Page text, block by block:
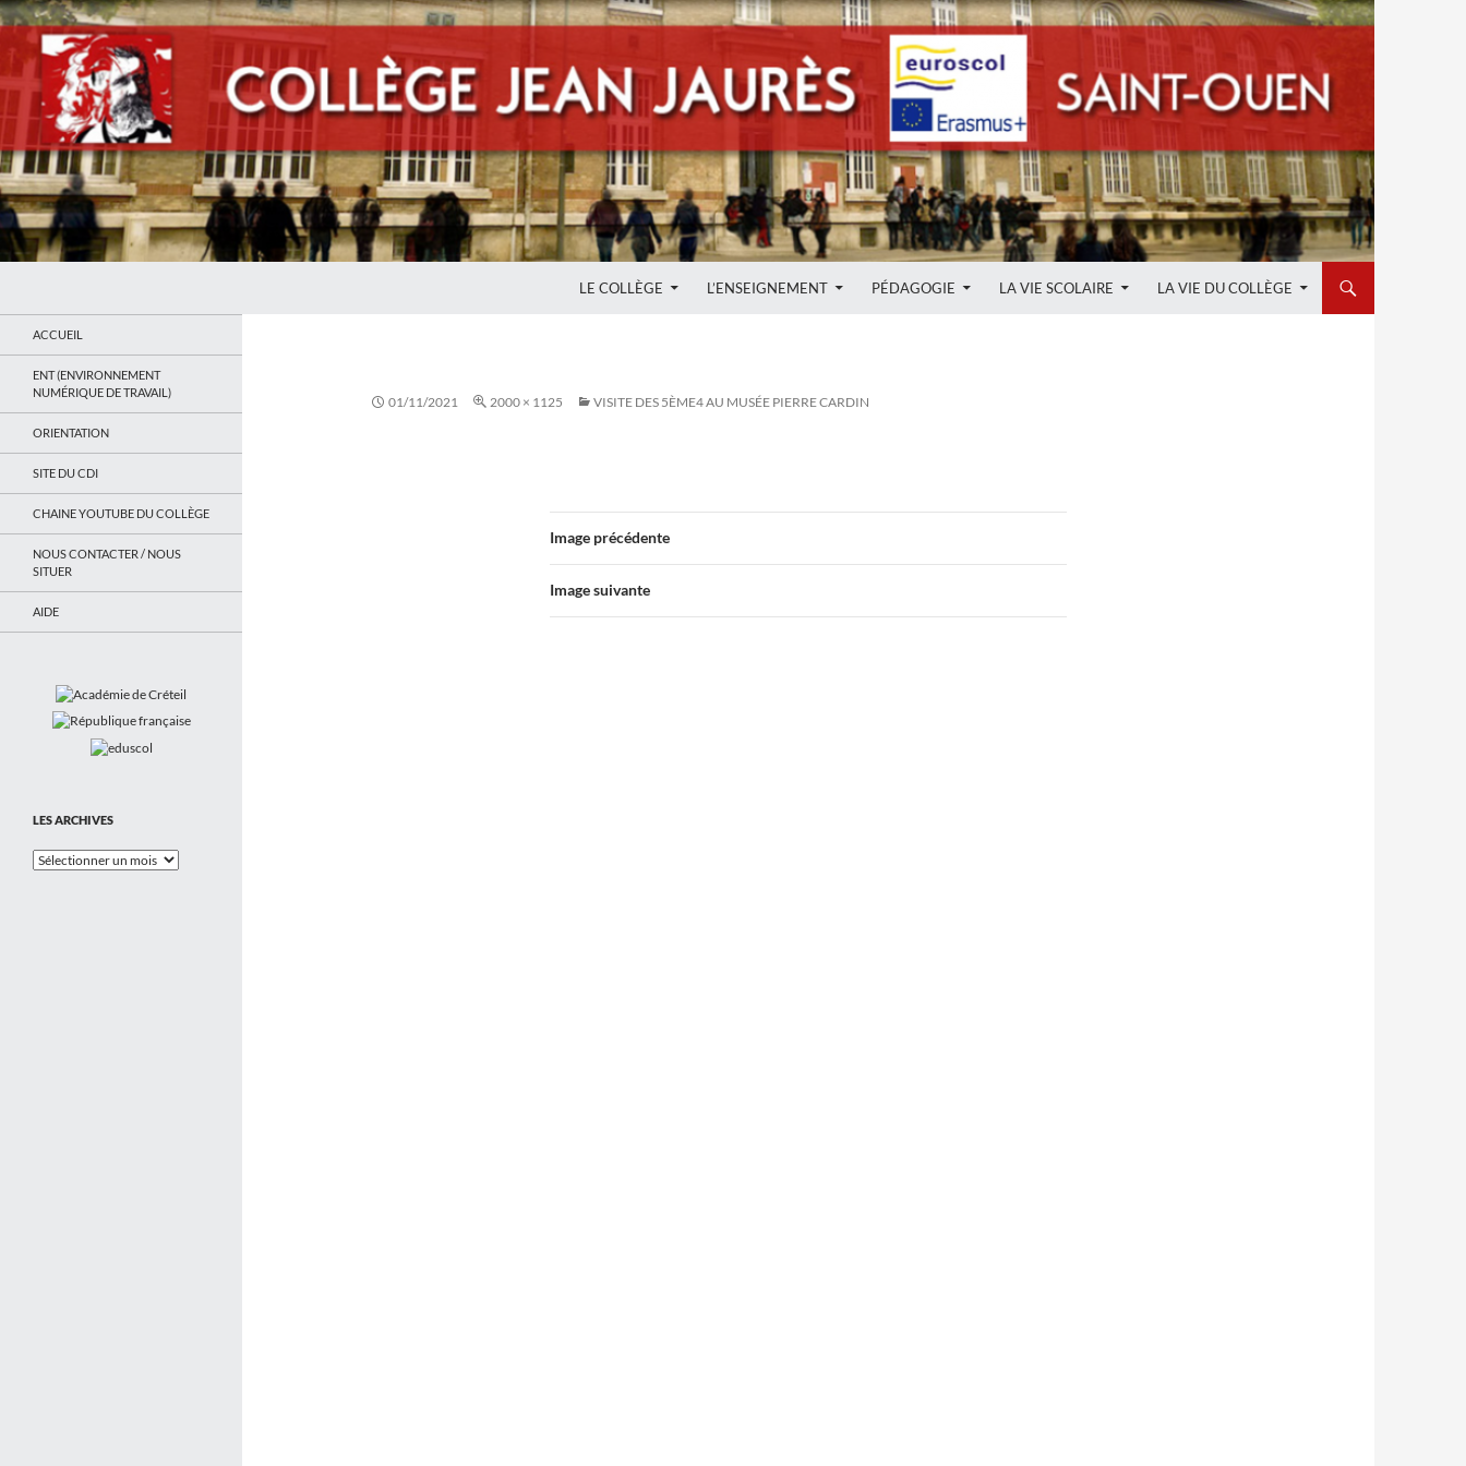
LE COLLÈGE L’ENSEIGNEMENT PÉDAGOGIE LA VIE SCOLAIRE LA VIE DU COLLÈGE
01/11/2021 2000 × 1125 VISITE DES 5ÈME4 AU MUSÉE PIERRE CARDIN
Image précédente
Image suivante
ACCUEIL
ENT (ENVIRONNEMENT
NUMÉRIQUE DE TRAVAIL)
ORIENTATION
SITE DU CDI
CHAINE YOUTUBE DU COLLÈGE
NOUS CONTACTER / NOUS
SITUER
AIDE
LES ARCHIVES
Les